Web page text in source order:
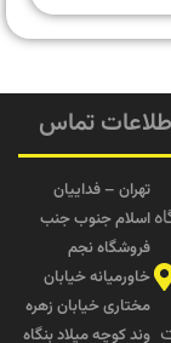
تماس
– فداییان
جنوب جنب
نجم
خیابان
خیابان زهره
میلاد بنگاه